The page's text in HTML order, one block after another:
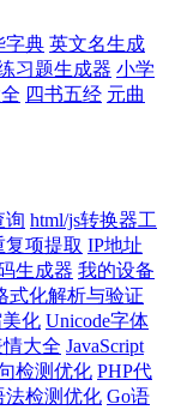
字典 英文名生成
习题生成器 小学
四书五经 元曲
询 html/js转换器工
复项提取 IP地址
生成器 我的设备
式化解析与验证
化 Unicode字体
大全 JavaScript
检测优化 PHP代
法检测优化 Go语